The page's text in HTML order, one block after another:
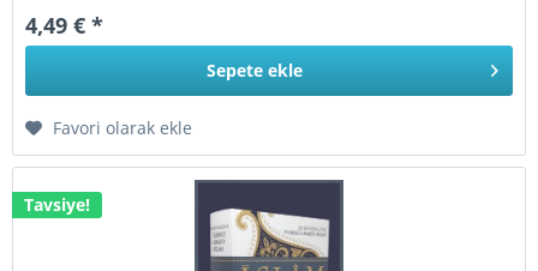
4,49 € *
Sepete ekle
Favori olarak ekle
Tavsiye!